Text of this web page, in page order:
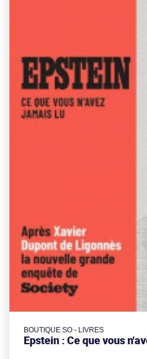
BOUTIQUE SO - LIVRES
Epstein : Ce que vous